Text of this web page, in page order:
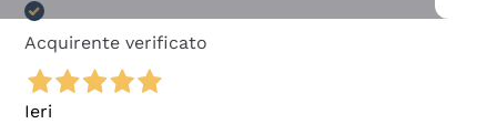
Acquirente verificato
Ieri